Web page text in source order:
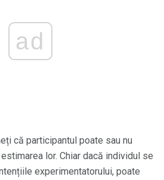
ad
că participantul poate sau nu
lor. Chiar dacă individul se
experimentatorului, poate